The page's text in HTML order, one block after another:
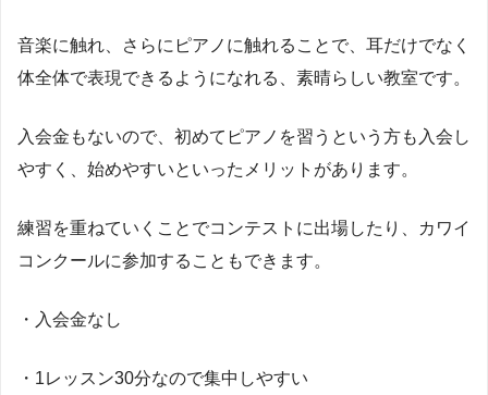
音楽に触れ、さらにピアノに触れることで、耳だけでなく
体全体で表現できるようになれる、素晴らしい教室です。
入会金もないので、初めてピアノを習うという方も入会し
やすく、始めやすいといったメリットがあります。
練習を重ねていくことでコンテストに出場したり、カワイ
コンクールに参加することもできます。
・入会金なし
・1レッスン30分なので集中しやすい